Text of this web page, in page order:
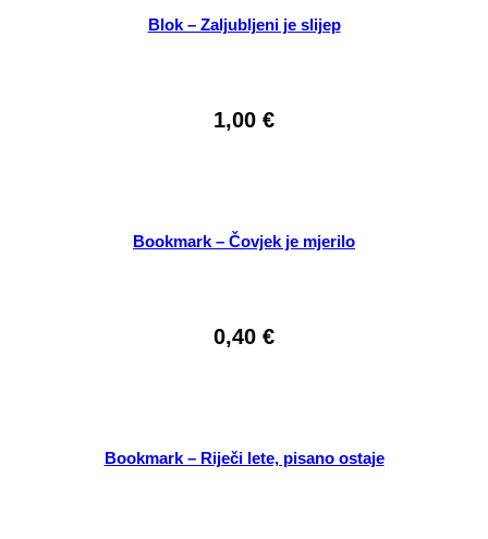
Blok – Zaljubljeni je slijep
1,00 €
Bookmark – Čovjek je mjerilo
0,40 €
Bookmark – Riječi lete, pisano ostaje